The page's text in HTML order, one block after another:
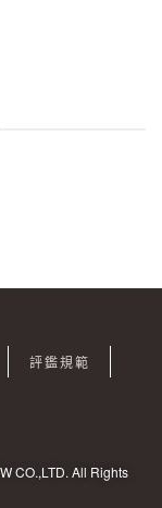
評鑑規範
CO.,LTD. All Rights